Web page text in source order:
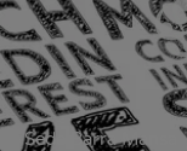
Sede Barra Mansa